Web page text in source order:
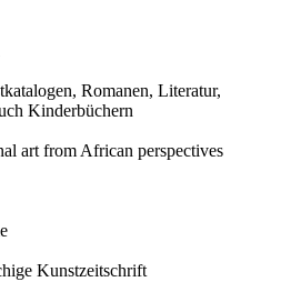
Romanen, Literatur,
Kinderbüchern
art from African perspectives
Kunstzeitschrift